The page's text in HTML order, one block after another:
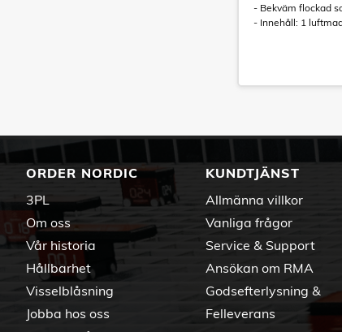
- Bekväm flockad
- Innehåll: 1
ORDER NORDIC
3PL
Om oss
Vår historia
Hållbarhet
Visselblåsning
Jobba hos oss
KUNDTJÄNST
Allmänna villkor
Vanliga frågor
Service & Support
Ansökan om RMA
Godsefterlysning &
Felleverans